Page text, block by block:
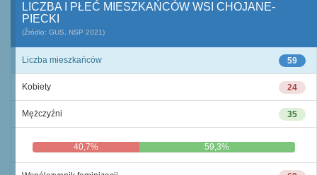
LICZBA I PŁEĆ MIESZKAŃCÓW WSI CHOJANE-
PIECKI
(Źródło: GUS, NSP 2021)
59
Liczba mieszkańców
24
Kobiety
35
Mężczyźni
40,7% 59,3%